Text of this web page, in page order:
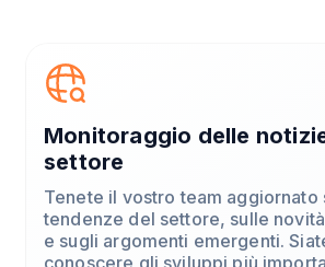
Monitoraggio delle
settore
Tenete il vostro team aggiornato
tendenze del settore, sulle
e sugli argomenti emergenti.
conoscere gli sviluppi più